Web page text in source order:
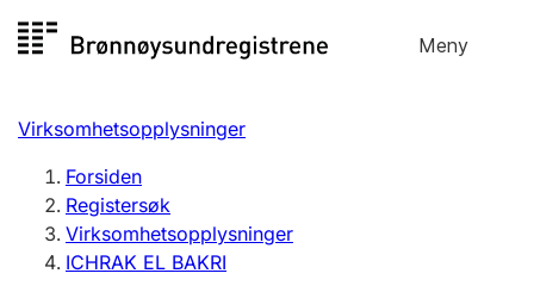
til
Meny
Registersøk
Aksjeselskap
Enkeltpersonforetak
Registrere, endre, slette
Virksomhetsopplysninger
Forsiden
Registersøk
Virksomhetsopplysninger
ICHRAK EL BAKRI